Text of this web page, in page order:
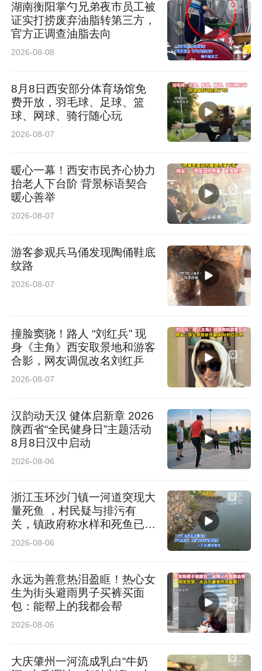
湖南衡阳掌勺兄弟夜市员工被
证实打捞废弃油脂转第三方，
官方正调查油脂去向
2026-08-08
8月8日西安部分体育场馆免
费开放，羽毛球、足球、篮
球、网球、骑行随心玩
2026-08-07
暖心一幕！西安市民齐心协力
抬老人下台阶 背景标语契合
暖心善举
2026-08-07
游客参观兵马俑发现陶俑鞋底
纹路
2026-08-07
撞脸窦骁！路人 “刘红兵” 现
身《主角》西安取景地和游客
合影，网友调侃改名刘红乒
2026-08-07
汉韵动天汉 健体启新章 2026
陕西省“全民健身日”主题活动
8月8日汉中启动
2026-08-06
浙江玉环沙门镇一河道突现大
量死鱼 ，村民疑与排污有
关，镇政府称水样和死鱼已送
检
2026-08-06
永远为善意热泪盈眶！热心女
生为街头避雨男子买裤买面
包：能帮上的我都会帮
2026-08-06
大庆肇州一河流成乳白“牛奶